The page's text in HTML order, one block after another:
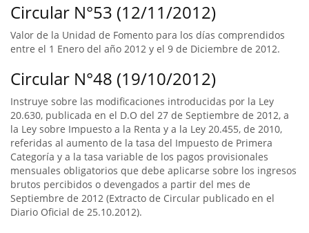
Circular N°53 (12/11/2012)
Valor de la Unidad de Fomento para los días comprendidos
entre el 1 Enero del año 2012 y el 9 de Diciembre de 2012.
Circular N°48 (19/10/2012)
Instruye sobre las modificaciones introducidas por la Ley
20.630, publicada en el D.O del 27 de Septiembre de 2012, a
la Ley sobre Impuesto a la Renta y a la Ley 20.455, de 2010,
referidas al aumento de la tasa del Impuesto de Primera
Categoría y a la tasa variable de los pagos provisionales
mensuales obligatorios que debe aplicarse sobre los ingresos
brutos percibidos o devengados a partir del mes de
Septiembre de 2012 (Extracto de Circular publicado en el
Diario Oficial de 25.10.2012).